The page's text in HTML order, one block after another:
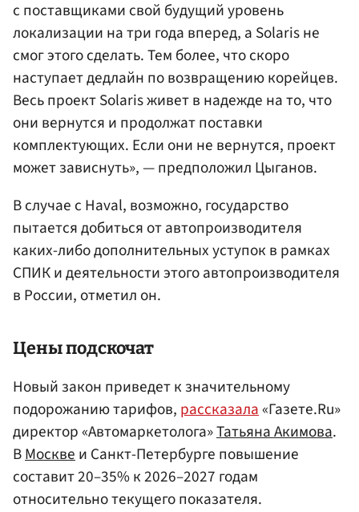
с поставщиками свой будущий уровень
локализации на три года вперед, а Solaris не
смог этого сделать. Тем более, что скоро
наступает дедлайн по возвращению корейцев.
Весь проект Solaris живет в надежде на то, что
они вернутся и продолжат поставки
комплектующих. Если они не вернутся, проект
может зависнуть», — предположил Цыганов.
В случае с Haval, возможно, государство
пытается добиться от автопроизводителя
каких-либо дополнительных уступок в рамках
СПИК и деятельности этого автопроизводителя
в России, отметил он.
Цены подскочат
Новый закон приведет к значительному
подорожанию тарифов, рассказала«Газете.Ru»
директор «Автомаркетолога»Татьяна Акимова.
ВМосквеи Санкт-Петербурге повышение
составит 20–35% к 2026–2027 годам
относительно текущего показателя.